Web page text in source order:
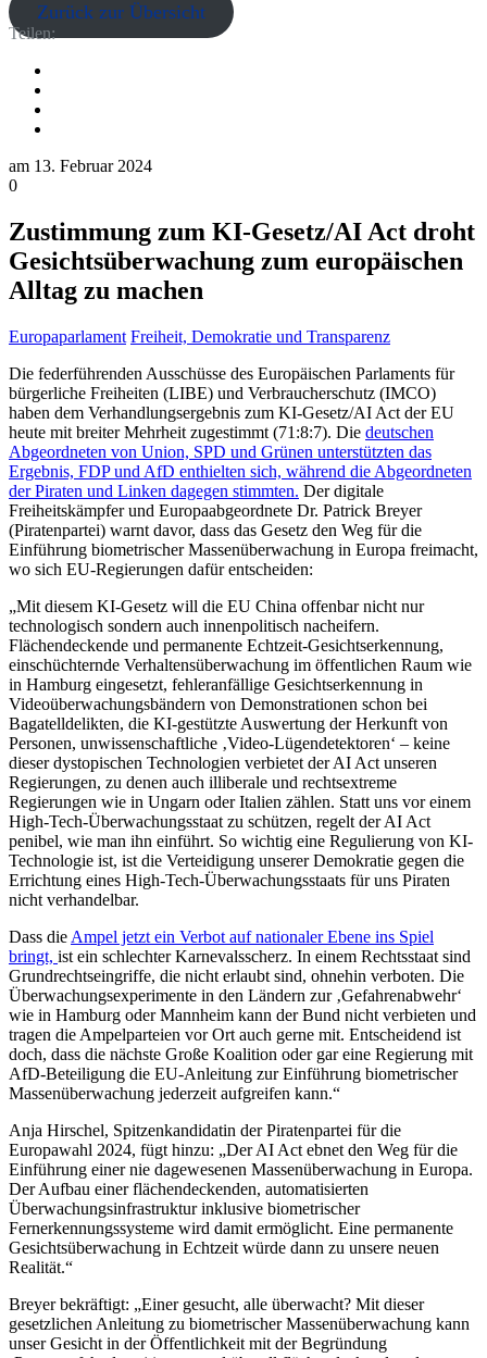
Zurück zur Übersicht
Teilen:
am 13. Februar 2024
0
Zustimmung zum KI-Gesetz/AI Act droht
Gesichtsüberwachung zum europäischen
Alltag zu machen
Europaparlament Freiheit, Demokratie und Transparenz
Die federführenden Ausschüsse des Europäischen Parlaments für
bürgerliche Freiheiten (LIBE) und Verbraucherschutz (IMCO)
haben dem Verhandlungsergebnis zum KI-Gesetz/AI Act der EU
heute mit breiter Mehrheit zugestimmt (71:8:7). Die deutschen
Abgeordneten von Union, SPD und Grünen unterstützten das
Ergebnis, FDP und AfD enthielten sich, während die Abgeordneten
der Piraten und Linken dagegen stimmten. Der digitale
Freiheitskämpfer und Europaabgeordnete Dr. Patrick Breyer
(Piratenpartei) warnt davor, dass das Gesetz den Weg für die
Einführung biometrischer Massenüberwachung in Europa freimacht,
wo sich EU-Regierungen dafür entscheiden:
„Mit diesem KI-Gesetz will die EU China offenbar nicht nur
technologisch sondern auch innenpolitisch nacheifern.
Flächendeckende und permanente Echtzeit-Gesichtserkennung,
einschüchternde Verhaltensüberwachung im öffentlichen Raum wie
in Hamburg eingesetzt, fehleranfällige Gesichtserkennung in
Videoüberwachungsbändern von Demonstrationen schon bei
Bagatelldelikten, die KI-gestützte Auswertung der Herkunft von
Personen, unwissenschaftliche ‚Video-Lügendetektoren‘ – keine
dieser dystopischen Technologien verbietet der AI Act unseren
Regierungen, zu denen auch illiberale und rechtsextreme
Regierungen wie in Ungarn oder Italien zählen. Statt uns vor einem
High-Tech-Überwachungsstaat zu schützen, regelt der AI Act
penibel, wie man ihn einführt. So wichtig eine Regulierung von KI-
Technologie ist, ist die Verteidigung unserer Demokratie gegen die
Errichtung eines High-Tech-Überwachungsstaats für uns Piraten
nicht verhandelbar.
Dass die Ampel jetzt ein Verbot auf nationaler Ebene ins Spiel
bringt, ist ein schlechter Karnevalsscherz. In einem Rechtsstaat sind
Grundrechtseingriffe, die nicht erlaubt sind, ohnehin verboten. Die
Überwachungsexperimente in den Ländern zur ‚Gefahrenabwehr‘
wie in Hamburg oder Mannheim kann der Bund nicht verbieten und
tragen die Ampelparteien vor Ort auch gerne mit. Entscheidend ist
doch, dass die nächste Große Koalition oder gar eine Regierung mit
AfD-Beteiligung die EU-Anleitung zur Einführung biometrischer
Massenüberwachung jederzeit aufgreifen kann.“
Anja Hirschel, Spitzenkandidatin der Piratenpartei für die
Europawahl 2024, fügt hinzu: „Der AI Act ebnet den Weg für die
Einführung einer nie dagewesenen Massenüberwachung in Europa.
Der Aufbau einer flächendeckenden, automatisierten
Überwachungsinfrastruktur inklusive biometrischer
Fernerkennungssysteme wird damit ermöglicht. Eine permanente
Gesichtsüberwachung in Echtzeit würde dann zu unsere neuen
Realität.“
Breyer bekräftigt: „Einer gesucht, alle überwacht? Mit dieser
gesetzlichen Anleitung zu biometrischer Massenüberwachung kann
unser Gesicht in der Öffentlichkeit mit der Begründung